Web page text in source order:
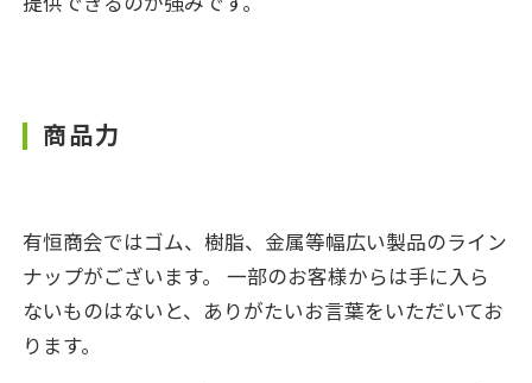
商品力
有恒商会ではゴム、樹脂、金属等幅広い製品のライン
ナップがございます。 一部のお客様からは手に入ら
ないものはないと、ありがたいお言葉をいただいてお
ります。